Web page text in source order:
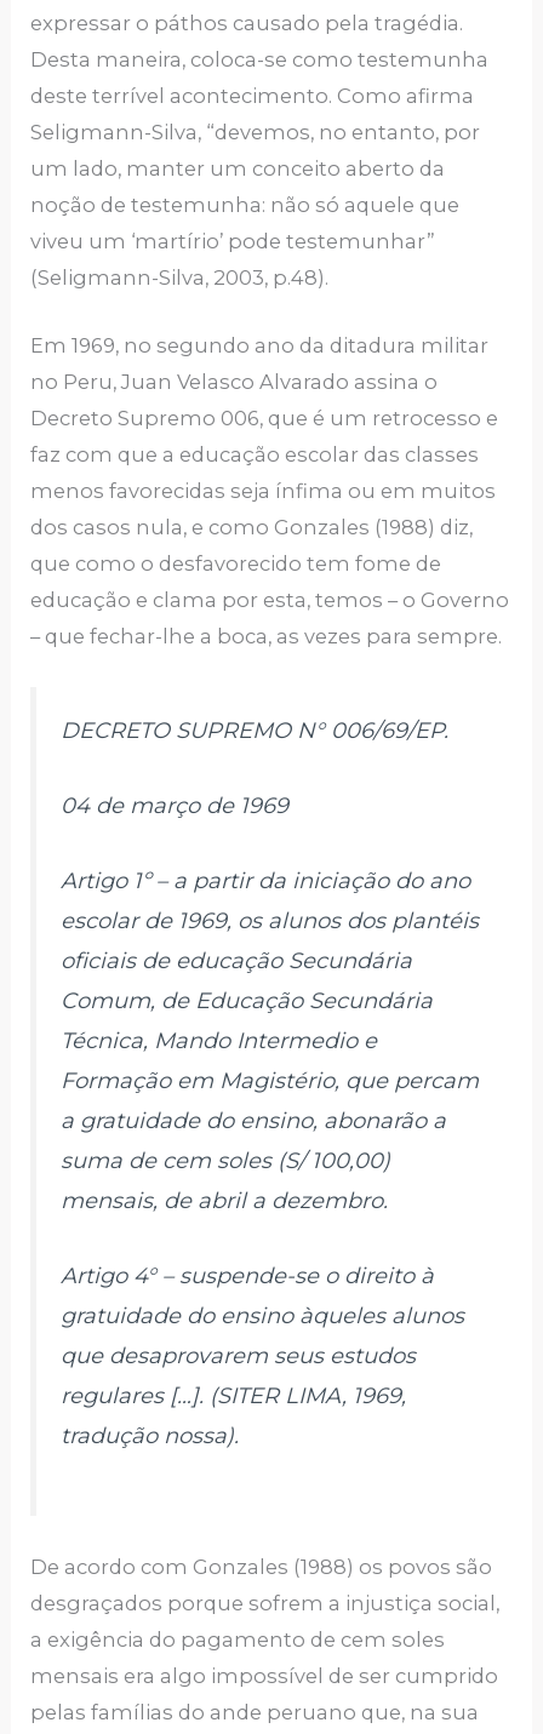
expressar o páthos causado pela tragédia.
Desta maneira, coloca-se como testemunha
deste terrível acontecimento. Como afirma
Seligmann-Silva, “devemos, no entanto, por
um lado, manter um conceito aberto da
noção de testemunha: não só aquele que
viveu um ‘martírio’ pode testemunhar”
(Seligmann-Silva, 2003, p.48).
Em 1969, no segundo ano da ditadura militar
no Peru, Juan Velasco Alvarado assina o
Decreto Supremo 006, que é um retrocesso e
faz com que a educação escolar das classes
menos favorecidas seja ínfima ou em muitos
dos casos nula, e como Gonzales (1988) diz,
que como o desfavorecido tem fome de
educação e clama por esta, temos – o Governo
– que fechar-lhe a boca, as vezes para sempre.
DECRETO SUPREMO N° 006/69/EP.
04 de março de 1969
Artigo 1º – a partir da iniciação do ano
escolar de 1969, os alunos dos plantéis
oficiais de educação Secundária
Comum, de Educação Secundária
Técnica, Mando Intermedio e
Formação em Magistério, que percam
a gratuidade do ensino, abonarão a
suma de cem soles (S/ 100,00)
mensais, de abril a dezembro.
Artigo 4° – suspende-se o direito à
gratuidade do ensino àqueles alunos
que desaprovarem seus estudos
regulares […]. (SITER LIMA, 1969,
tradução nossa).
De acordo com Gonzales (1988) os povos são
desgraçados porque sofrem a injustiça social,
a exigência do pagamento de cem soles
mensais era algo impossível de ser cumprido
pelas famílias do ande peruano que, na sua